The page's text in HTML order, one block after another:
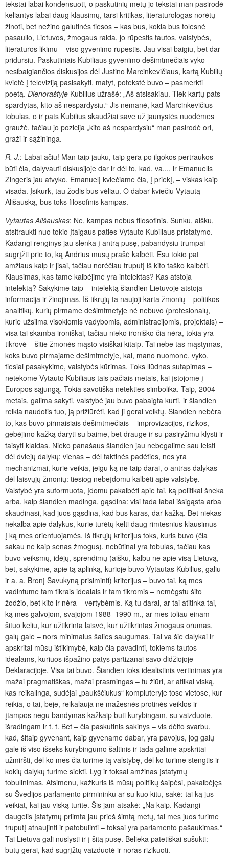
tekstai labai kondensuoti, o paskutinių metų jo tekstai man pasirodė
keliantys labai daug klausimų, tarsi kritikas, literatūrologas norėtų
žinoti, bet nežino galutinės tiesos – kas bus, kokia bus tolesnė
pasaulio, Lietuvos, žmogaus raida, jo rūpestis tautos, valstybės,
literatūros likimu – viso gyvenimo rūpestis. Jau visai baigiu, bet dar
pridursiu. Paskutiniais Kubiliaus gyvenimo dešimtmečiais vyko
nesibaigiančios diskusijos dėl Justino Marcinkevičiaus, kartą Kubilių
kvietė į televiziją pasisakyti, matyt, potekstė buvo – pasmerkti
poetą. Dienoraštyje Kubilius užrašė: „Aš atsisakiau. Tiek kartų pats
spardytas, kito aš nespardysiu.“ Jis nemanė, kad Marcinkevičius
tobulas, o ir pats Kubilius skaudžiai save už jaunystės nuodėmes
graužė, tačiau jo pozicija „kito aš nespardysiu“ man pasirodė ori,
graži ir sąžininga.
R. J.: Labai ačiū! Man taip jauku, taip gera po ilgokos pertraukos
būti čia, dalyvauti diskusijoje dar ir dėl to, kad, va..., ir Emanuelis
Zingeris jau atvyko. Emanuelį kviečiame čia, į priekį, – viskas kaip
visada. Įsikurk, tau žodis bus vėliau. O dabar kviečiu Vytautą
Ališauską, bus toks filosofinis kampas.
Vytautas Ališauskas: Ne, kampas nebus filosofinis. Sunku, aišku,
atsitraukti nuo tokio įtaigaus paties Vytauto Kubiliaus pristatymo.
Kadangi renginys jau slenka į antrą pusę, pabandysiu trumpai
sugrįžti prie to, ką Andrius mūsų prašė kalbėti. Esu tokio pat
amžiaus kaip ir jisai, tačiau norėčiau truputį iš kito taško kalbėti.
Klausimas, kas tame kalbėjime yra intelektas? Kas atstoja
intelektą? Sakykime taip – intelektą šiandien Lietuvoje atstoja
informacija ir žinojimas. Iš tikrųjų ta naujoji karta žmonių – politikos
analitikų, kurių pirmame dešimtmetyje nė nebuvo (profesionalų,
kurie užsiima visokiomis vadybomis, administracijomis, projektais) –
visa tai skamba ironiškai, tačiau nieko ironiško čia nėra, tokia yra
tikrovė – šitie žmonės mąsto visiškai kitaip. Tai nebe tas mąstymas,
koks buvo pirmajame dešimtmetyje, kai, mano nuomone, vyko,
tiesiai pasakykime, valstybės kūrimas. Toks liūdnas sutapimas –
netekome Vytauto Kubiliaus tais pačiais metais, kai įstojome į
Europos sąjungą. Tokia savotiška netekties simbolika. Taip, 2004
metais, galima sakyti, valstybė jau buvo pabaigta kurti, ir šiandien
reikia naudotis tuo, ją prižiūrėti, kad ji gerai veiktų. Šiandien nebėra
to, kas buvo pirmaisiais dešimtmečiais – improvizacijos, rizikos,
gebėjimo kažką daryti su baime, bet drauge ir su pasiryžimu klysti ir
taisyti klaidas. Nieko panašaus šiandien jau nebegalime sau leisti
dėl dviejų dalykų: vienas – dėl faktinės padėties, nes yra
mechanizmai, kurie veikia, jeigu ką ne taip darai, o antras dalykas –
dėl laisvųjų žmonių: tiesiog nebeįdomu kalbėti apie valstybę.
Valstybė yra suformuota, įdomu pakalbėti apie tai, ką politikai šneka
arba, kaip šiandien madinga, gąsdina: visi tada labai išsigąsta arba
skaudinasi, kad juos gąsdina, kad bus karas, dar kažką. Bet niekas
nekalba apie dalykus, kurie turėtų kelti daug rimtesnius klausimus –
į ką mes orientuojamės. Iš tikrųjų kriterijus toks, kuris buvo (čia
sakau ne kaip senas žmogus), nebūtinai yra tobulas, tačiau kas
buvo veiksmų, idėjų, sprendimų (aišku, kalbu ne apie visą Lietuvą,
bet, sakykime, apie tą aplinką, kurioje buvo Vytautas Kubilius, galiu
ir a. a. Bronį Savukyną prisiminti) kriterijus – buvo tai, ką mes
vadintume tam tikrais idealais ir tam tikromis – nemėgstu šito
žodžio, bet kito ir nėra – vertybėmis. Ką tu darai, ar tai atitinka tai,
ką mes galvojom, svajojom 1988–1990 m., ar mes toliau einam
šituo keliu, kur užtikrinta laisvė, kur užtikrintas žmogaus orumas,
galų gale – nors minimalus šalies saugumas. Tai va šie dalykai ir
apskritai mūsų ištikimybė, kaip čia pavadinti, tokiems tautos
idealams, kuriuos išpažino patys partizanai savo didžiojoje
Deklaracijoje. Visa tai buvo. Šiandien toks idealistinis vertinimas yra
mažai pragmatiškas, mažai prasmingas – tu žiūri, ar atlikai viską,
kas reikalinga, sudėjai „paukščiukus“ kompiuteryje tose vietose, kur
reikia, o tai, beje, reikalauja ne mažesnės protinės veiklos ir
įtampos negu bandymas kažkaip būti kūrybingam, su vaizduote,
išradingam ir t. t. Bet – čia paskutinis sakinys – vis dėlto svarbu,
kad, šitaip gyvenant, kaip gyvename dabar, yra pavojus, jog galų
gale iš viso išseks kūrybingumo šaltinis ir tada galime apskritai
užmiršti, dėl ko mes čia turime tą valstybę, dėl ko turime stengtis ir
kokių dalykų turime siekti. Lyg ir toksai amžinas įstatymų
tobulinimas. Atsimenu, kažkuris iš mūsų politikų šaipėsi, pakalbėjęs
su Švedijos parlamento pirmininku ar su kuo kitu, sakė: tai ką jūs
veikiat, kai jau viską turite. Šis jam atsakė: „Na kaip. Kadangi
daugelis įstatymų priimta jau prieš šimtą metų, tai mes juos turime
truputį atnaujinti ir patobulinti – toksai yra parlamento pašaukimas.“
Tai Lietuva gali nuslysti ir į šitą pusę. Belieka patetiškai sušukti:
būtų gerai, kad sugrįžtų vaizduotė ir noras rizikuoti.